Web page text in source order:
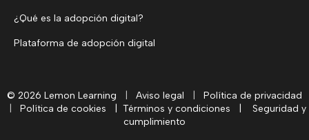
¿Qué es la adopción digital?
Plataforma de adopción digital
© 2026 Lemon Learning Aviso legal
Política de privacidad
Política de cookies Términos y condiciones
Seguridad y
cumplimiento